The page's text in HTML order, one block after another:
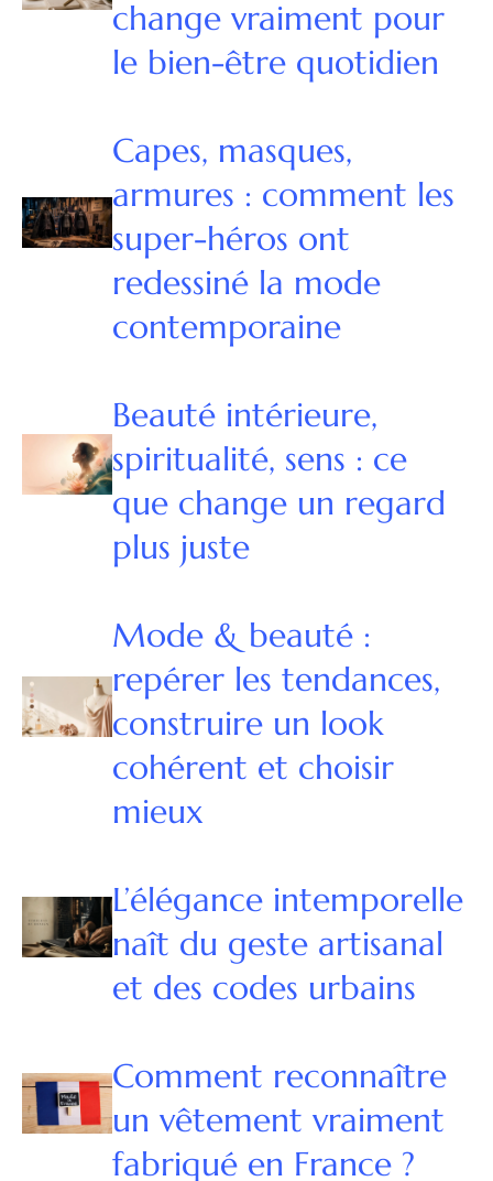
change vraiment pour
le bien-être quotidien
Capes, masques,
armures : comment les
super-héros ont
redessiné la mode
contemporaine
Beauté intérieure,
spiritualité, sens : ce
que change un regard
plus juste
Mode & beauté :
repérer les tendances,
construire un look
cohérent et choisir
mieux
L’élégance intemporelle
naît du geste artisanal
et des codes urbains
Comment reconnaître
un vêtement vraiment
fabriqué en France ?